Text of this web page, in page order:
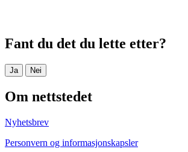
Fant du det du lette etter?
Ja Nei
Om nettstedet
Nyhetsbrev
Personvern og informasjonskapsler